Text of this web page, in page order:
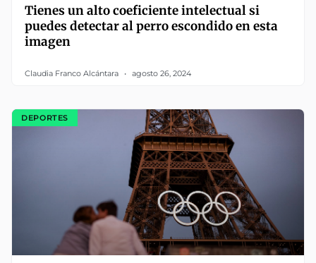
Tienes un alto coeficiente intelectual si
puedes detectar al perro escondido en esta
imagen
Claudia Franco Alcántara agosto 26, 2024
DEPORTES